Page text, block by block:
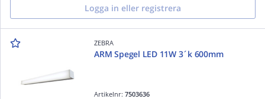
Logga in eller registrera
ZEBRA
ARM Spegel LED 11W 3´k 600mm
Artikelnr:7503636